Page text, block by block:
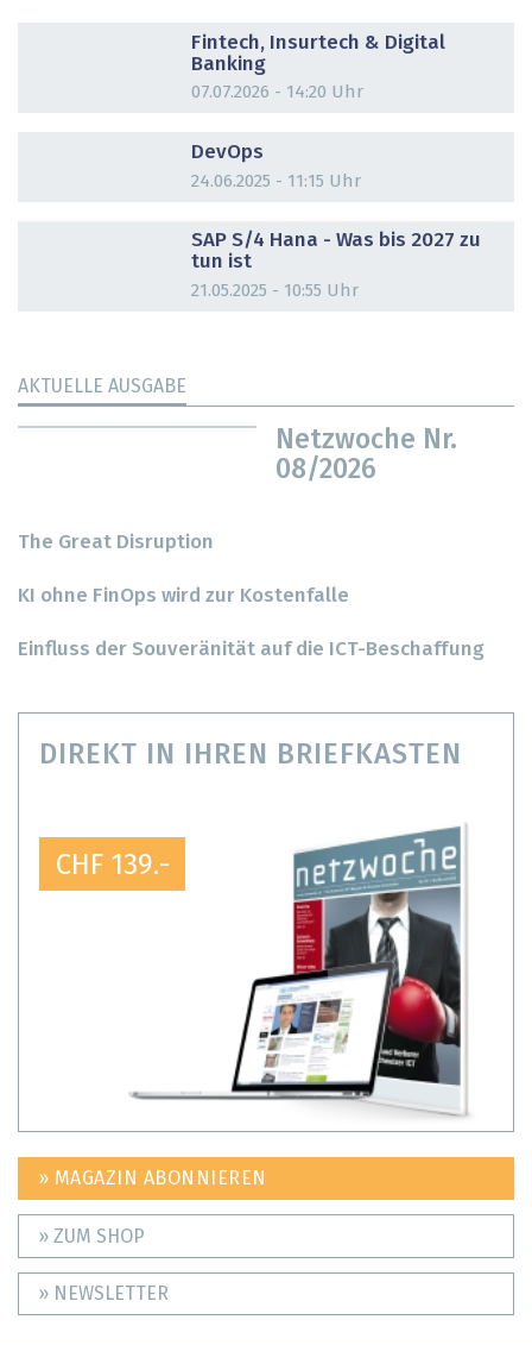
Fintech, Insurtech & Digital
Banking
07.07.2026 - 14:20 Uhr
DevOps
24.06.2025 - 11:15 Uhr
SAP S/4 Hana - Was bis 2027 zu
tun ist
21.05.2025 - 10:55 Uhr
AKTUELLE AUSGABE
Netzwoche Nr.
08/2026
The Great Disruption
KI ohne FinOps wird zur Kostenfalle
Einfluss der Souveränität auf die ICT-Beschaffung
DIREKT IN IHREN BRIEFKASTEN
CHF 139.-
» MAGAZIN ABONNIEREN
» ZUM SHOP
» NEWSLETTER